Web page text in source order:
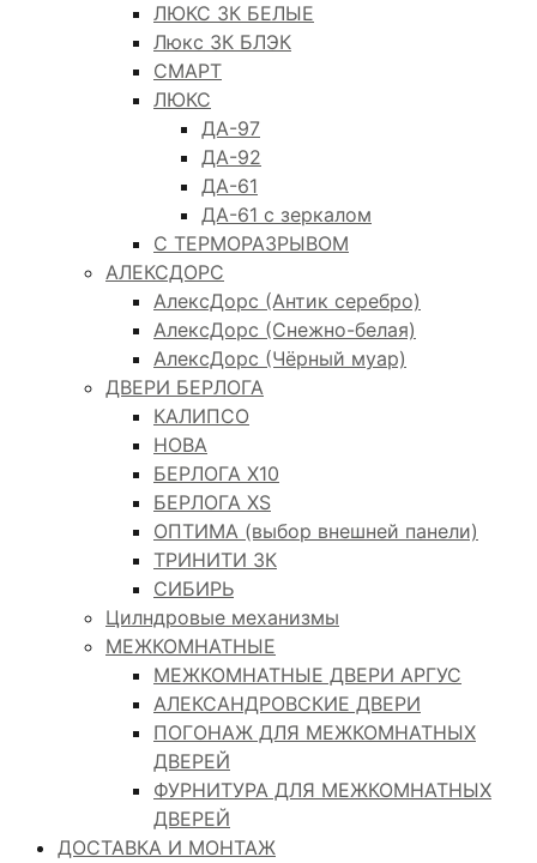
ЛЮКС 3К БЕЛЫЕ
Люкс 3К БЛЭК
СМАРТ
ЛЮКС
ДА-97
ДА-92
ДА-61
ДА-61 с зеркалом
С ТЕРМОРАЗРЫВОМ
АЛЕКСДОРС
АлексДорс (Антик серебро)
АлексДорс (Снежно-белая)
АлексДорс (Чёрный муар)
ДВЕРИ БЕРЛОГА
КАЛИПСО
НОВА
БЕРЛОГА Х10
БЕРЛОГА XS
ОПТИМА (выбор внешней панели)
ТРИНИТИ 3К
СИБИРЬ
Цилндровые механизмы
МЕЖКОМНАТНЫЕ
МЕЖКОМНАТНЫЕ ДВЕРИ АРГУС
АЛЕКСАНДРОВСКИЕ ДВЕРИ
ПОГОНАЖ ДЛЯ МЕЖКОМНАТНЫХ
ДВЕРЕЙ
ФУРНИТУРА ДЛЯ МЕЖКОМНАТНЫХ
ДВЕРЕЙ
ДОСТАВКА И МОНТАЖ